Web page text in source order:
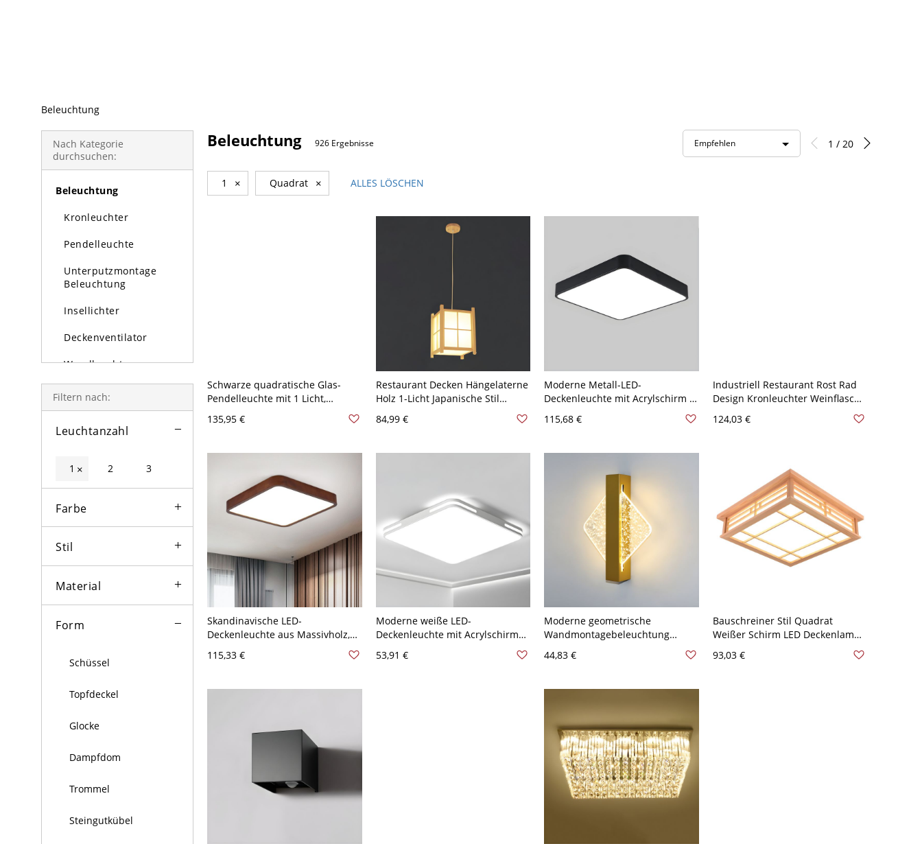
Beleuchtung
Nach Kategorie
durchsuchen:
Beleuchtung
Kronleuchter
Pendelleuchte
Unterputzmontage
Beleuchtung
Insellichter
Deckenventilator
Wandleuchten
Tischlampe und
Stehlampe
Außenleuchten
Filtern nach:
Leuchtanzahl
1 × 2 3
Farbe
Stil
Material
Form
Schüssel
Topfdeckel
Glocke
Dampfdom
Trommel
Steingutkübel
Beleuchtung 926 Ergebnisse Empfehlen 1 / 20
1 × Quadrat × ALLES LÖSCHEN
Schwarze quadratische Glas-
Pendelleuchte mit 1 Licht,
für Eingangsbereich, Barbereich
135,95 €
Restaurant Decken Hängelaterne
Holz 1-Licht Japanische Stil
Pendelleuchte - 110V-120V Holz
Quadrat
84,99 €
Moderne Metall-LED-
Deckenleuchte mit Acrylschirm -
weißer Schirm - 110V-120V 30,48
cm Schwarz Weißlicht
115,68 €
Industriell Restaurant Rost Rad
Design Kronleuchter Weinflasche
Pendelleuchte - 110V-120V Rost
124,03 €
Skandinavische LED-
Deckenleuchte aus Massivholz,
schlanke, flache Leuchte - 110V-
120V 30,48 cm Quadrat
115,33 €
Moderne weiße LED-
Deckenleuchte mit Acrylschirm
für helles Wohnambiente - 110V-
120V 40,64 cm Quadrat Weißlicht
53,91 €
Moderne geometrische
Wandmontagebeleuchtung
Wohnzimmer - 110V-120V Golden
44,83 €
Bauschreiner Stil Quadrat
Weißer Schirm LED Deckenlampe
Deckenleuchte - Holz 110V-120V
93,03 €